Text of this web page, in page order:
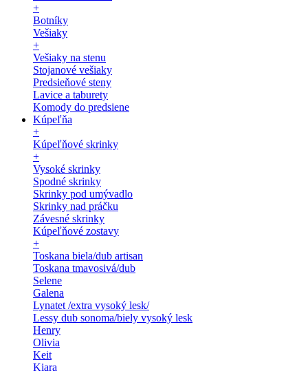
+
Botníky
Vešiaky
+
Vešiaky na stenu
Stojanové vešiaky
Predsieňové steny
Lavice a taburety
Komody do predsiene
Kúpeľňa
+
Kúpeľňové skrinky
+
Vysoké skrinky
Spodné skrinky
Skrinky pod umývadlo
Skrinky nad práčku
Závesné skrinky
Kúpeľňové zostavy
+
Toskana biela/dub artisan
Toskana tmavosivá/dub
Selene
Galena
Lynatet /extra vysoký lesk/
Lessy dub sonoma/biely vysoký lesk
Henry
Olivia
Keit
Kiara